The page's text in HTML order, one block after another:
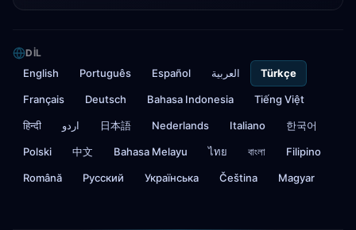
DIL
English Português Español العربية Türkçe
Français Deutsch Bahasa Indonesia Tiếng Việt
हिन्दी اردو 日本語 Nederlands Italiano 한국어
Polski 中文 Bahasa Melayu ไทย বাংলা Filipino
Română Русский Українська Čeština Magyar